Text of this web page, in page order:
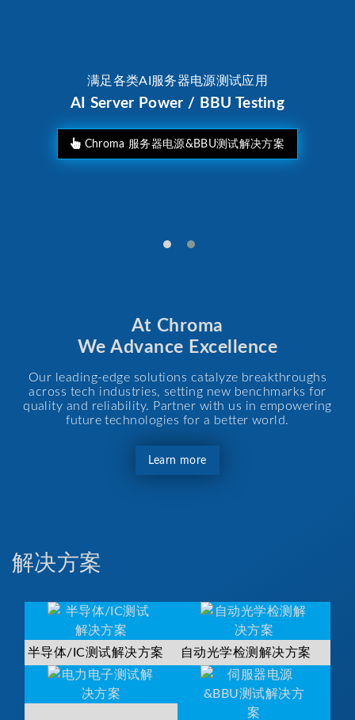
满足各类AI服务器电源测试应用
AI Server Power / BBU Testing
Chroma 服务器电源&BBU测试解决方案
At Chroma
We Advance Excellence
Our leading-edge solutions catalyze breakthroughs
across tech industries, setting new benchmarks for
quality and reliability. Partner with us in empowering
future technologies for a better world.
Learn more
解决方案
半导体/IC测试解决方案 自动光学检测解决方案